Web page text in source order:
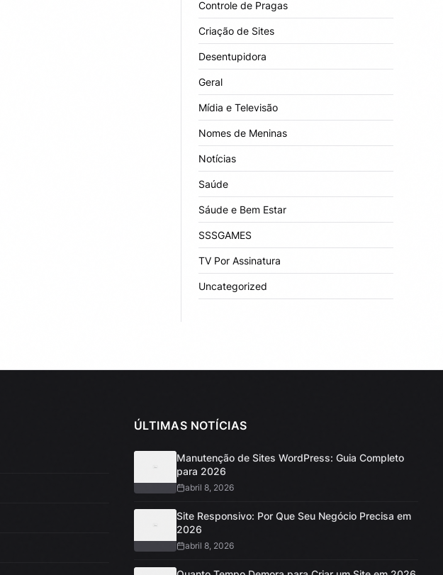
Controle de Pragas
Criação de Sites
Desentupidora
Geral
Mídia e Televisão
Nomes de Meninas
Notícias
Saúde
Sáude e Bem Estar
SSSGAMES
TV Por Assinatura
Uncategorized
ÚLTIMAS NOTÍCIAS
Manutenção de Sites WordPress: Guia Completo
para 2026
abril 8, 2026
Site Responsivo: Por Que Seu Negócio Precisa em
2026
abril 8, 2026